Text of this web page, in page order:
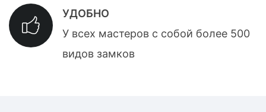
УДОБНО
У всех мастеров с собой более 500
видов замков